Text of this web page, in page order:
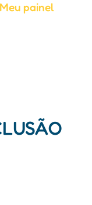
Meu painel